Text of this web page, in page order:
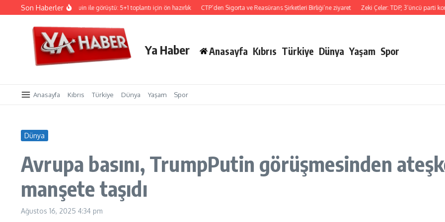
İçeriğe atlaSon Haberler
Hristodulidis, Holguin ile görüştü: 5+1 toplantı için ön hazırlık CTP’den Sigorta ve Reasürans Şirketleri Birliği’ne ziyaret Zeki Çeler: TDP, 3’üncü parti
Ya Haber Anasayfa Kıbrıs Türkiye Dünya Yaşam Spor
Anasayfa Kıbrıs Türkiye Dünya Yaşam Spor
Dünya
Avrupa basını, TrumpPutin görüşmesinden
manşete taşıdı
Ağustos 16, 2025 4:34 pm